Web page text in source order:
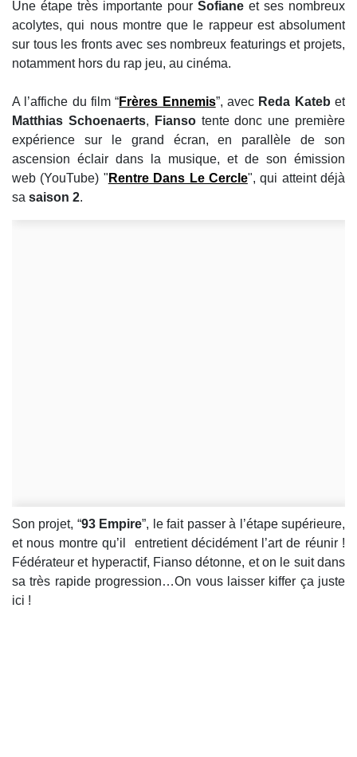
Une étape très importante pour Sofiane et ses nombreux
acolytes, qui nous montre que le rappeur est absolument
sur tous les fronts avec ses nombreux featurings et projets,
notamment hors du rap jeu, au cinéma.
A l’affiche du film “Frères Ennemis”, avec Reda Katebet
Matthias Schoenaerts, Fiansotente donc une première
expérience sur le grand écran, en parallèle de son
ascension éclair dans la musique, et de son émission
web (YouTube) " Rentre Dans Le Cercle", qui atteint déjà
sa saison 2.
Son projet, “93 Empire”, le fait passer à l’étape supérieure,
et nous montre qu’il entretient décidément l’art de réunir !
Fédérateur et hyperactif, Fianso détonne, et on le suit dans
sa très rapide progression…On vous laisser kiffer ça juste
ici !